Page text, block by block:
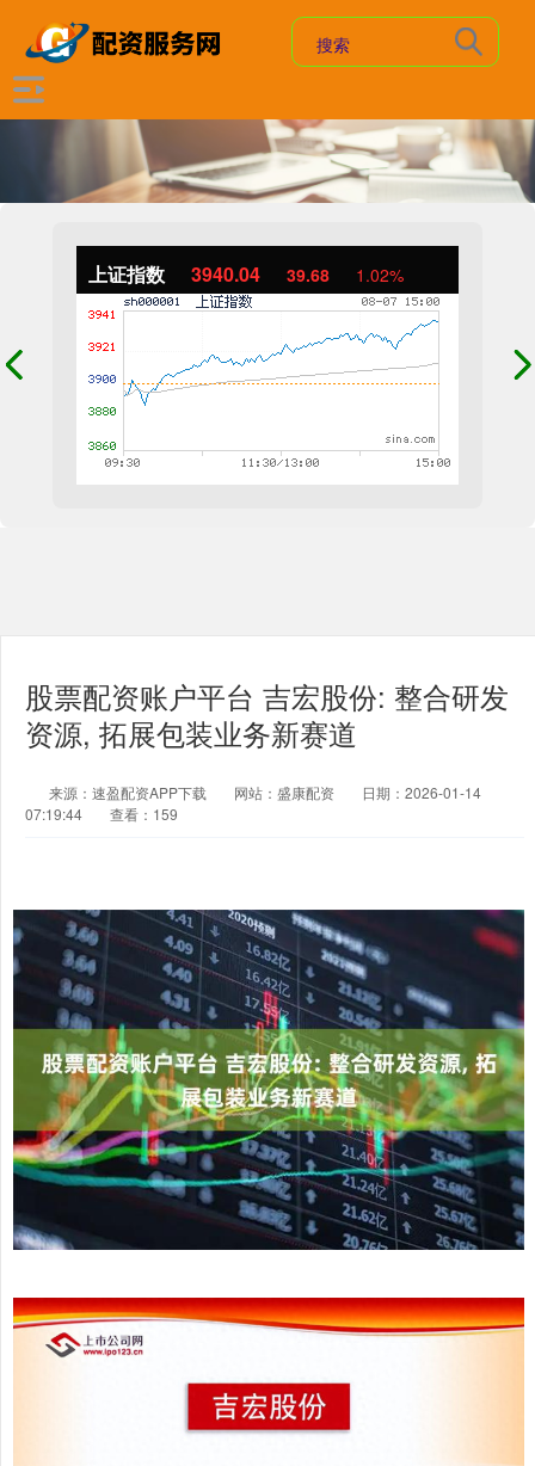
上证指数 3940.04 39.68 1.02%
股票配资账户平台 吉宏股份: 整合研发
资源, 拓展包装业务新赛道
来源：速盈配资APP下载 网站：盛康配资
日期：2026-01-14
07:19:44
查看：159